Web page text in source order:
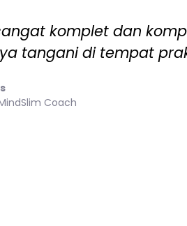
komplet dan
tangani di tempat
Coach